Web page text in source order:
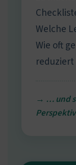
Welche
Wie oft
→ … und